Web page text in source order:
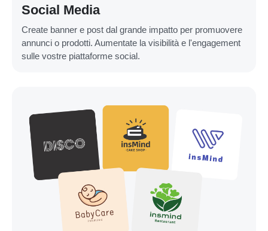
Social Media
Create banner e post dal grande impatto per promuovere
annunci o prodotti. Aumentate la visibilità e l'engagement
sulle vostre piattaforme social.